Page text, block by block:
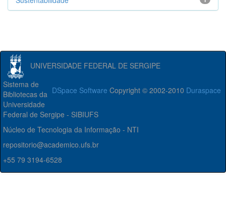
UNIVERSIDADE FEDERAL DE SERGIPE
DSpace Software Copyright © 2002-2010 Duraspace
Sistema de
Bibliotecas da
Universidade
Federal de Sergipe - SIBIUFS
Núcleo de Tecnologia da Informação - NTI
repositorio@academico.ufs.br
+55 79 3194-6528